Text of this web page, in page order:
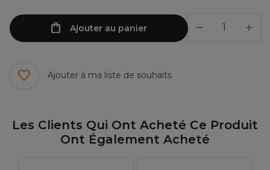
Ajouter au panier
Ajouter à ma liste de souhaits
Les Clients Qui Ont Acheté Ce Produit
Ont Également Acheté